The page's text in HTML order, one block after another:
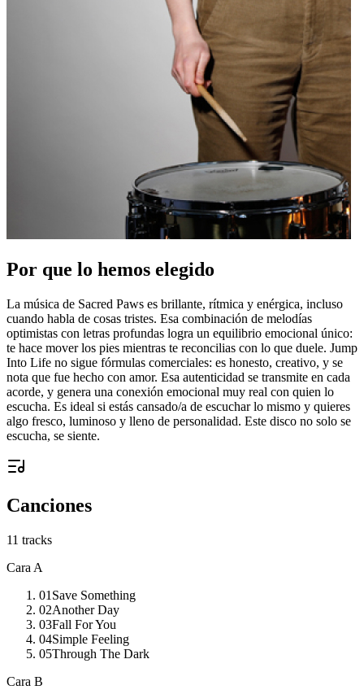
Por que lo hemos elegido
La música de Sacred Paws es brillante, rítmica y enérgica, incluso
cuando habla de cosas tristes. Esa combinación de melodías
optimistas con letras profundas logra un equilibrio emocional único:
te hace mover los pies mientras te reconcilias con lo que duele. Jump
Into Life no sigue fórmulas comerciales: es honesto, creativo, y se
nota que fue hecho con amor. Esa autenticidad se transmite en cada
acorde, y genera una conexión emocional muy real con quien lo
escucha. Es ideal si estás cansado/a de escuchar lo mismo y quieres
algo fresco, luminoso y lleno de personalidad. Este disco no solo se
escucha, se siente.
Canciones
11 tracks
Cara A
01 Save Something
02Another Day
03Fall For You
04Simple Feeling
05Through The Dark
Cara B